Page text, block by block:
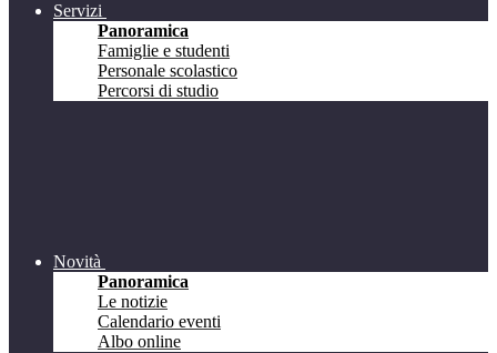
Servizi
Panoramica
Famiglie e studenti
Personale scolastico
Percorsi di studio
Novità
Panoramica
Le notizie
Calendario eventi
Albo online